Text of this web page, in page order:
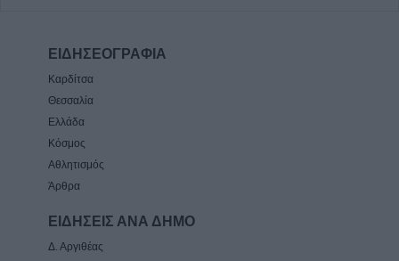
ΕΙΔΗΣΕΟΓΡΑΦΙΑ
Καρδίτσα
Θεσσαλία
Ελλάδα
Κόσμος
Αθλητισμός
Άρθρα
ΕΙΔΗΣΕΙΣ ΑΝΑ ΔΗΜΟ
Δ. Αργιθέας